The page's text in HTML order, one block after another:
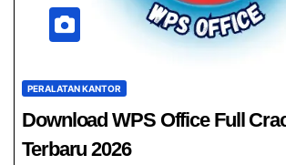
PERALATAN KANTOR
Download WPS Office Full
Terbaru 2026